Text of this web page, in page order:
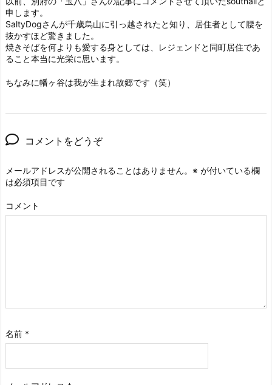
申します。
SaltyDogさんが千歳烏山に引っ越されたと知り、居住者として腰を
抜かすほど驚きました。
焼きそばを何よりも愛する身としては、レジェンドと同町居住であ
ること本当に光栄に思います。
ちなみに幡ヶ谷は我が生まれ故郷です（笑）
コメントをどうぞ
メールアドレスが公開されることはありません。 ※ が付いている欄
は必須項目です
コメント
名前 *